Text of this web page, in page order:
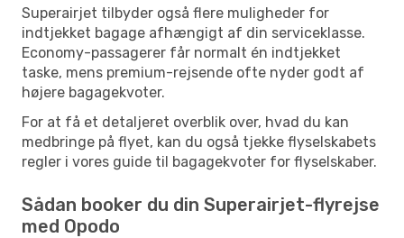
Superairjet tilbyder også flere muligheder for
indtjekket bagage afhængigt af din serviceklasse.
Economy-passagerer får normalt én indtjekket
taske, mens premium-rejsende ofte nyder godt af
højere bagagekvoter.
For at få et detaljeret overblik over, hvad du kan
medbringe på flyet, kan du også tjekke flyselskabets
regler i vores guide til bagagekvoter for flyselskaber.
Sådan booker du din Superairjet-flyrejse
med Opodo